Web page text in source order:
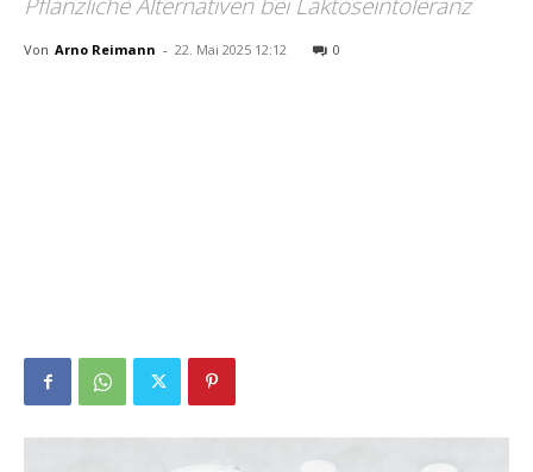
Von Arno Reimann - 22. Mai 2025 12:12 0